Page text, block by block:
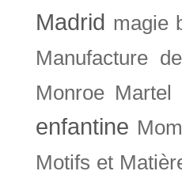
Madrid magie
Manufacture
Monroe Martel
enfantine
Motifs et